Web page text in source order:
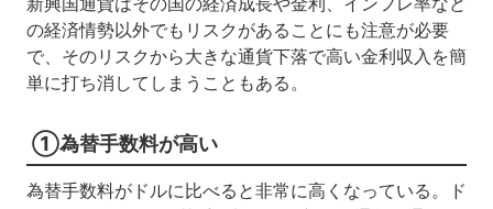
の経済情勢以外でもリスクがあることにも注意が必要
で、そのリスクから大きな通貨下落で高い金利収入を簡
単に打ち消してしまうこともある。
①為替手数料が高い
為替手数料がドルに比べると非常に高くなっている。ド